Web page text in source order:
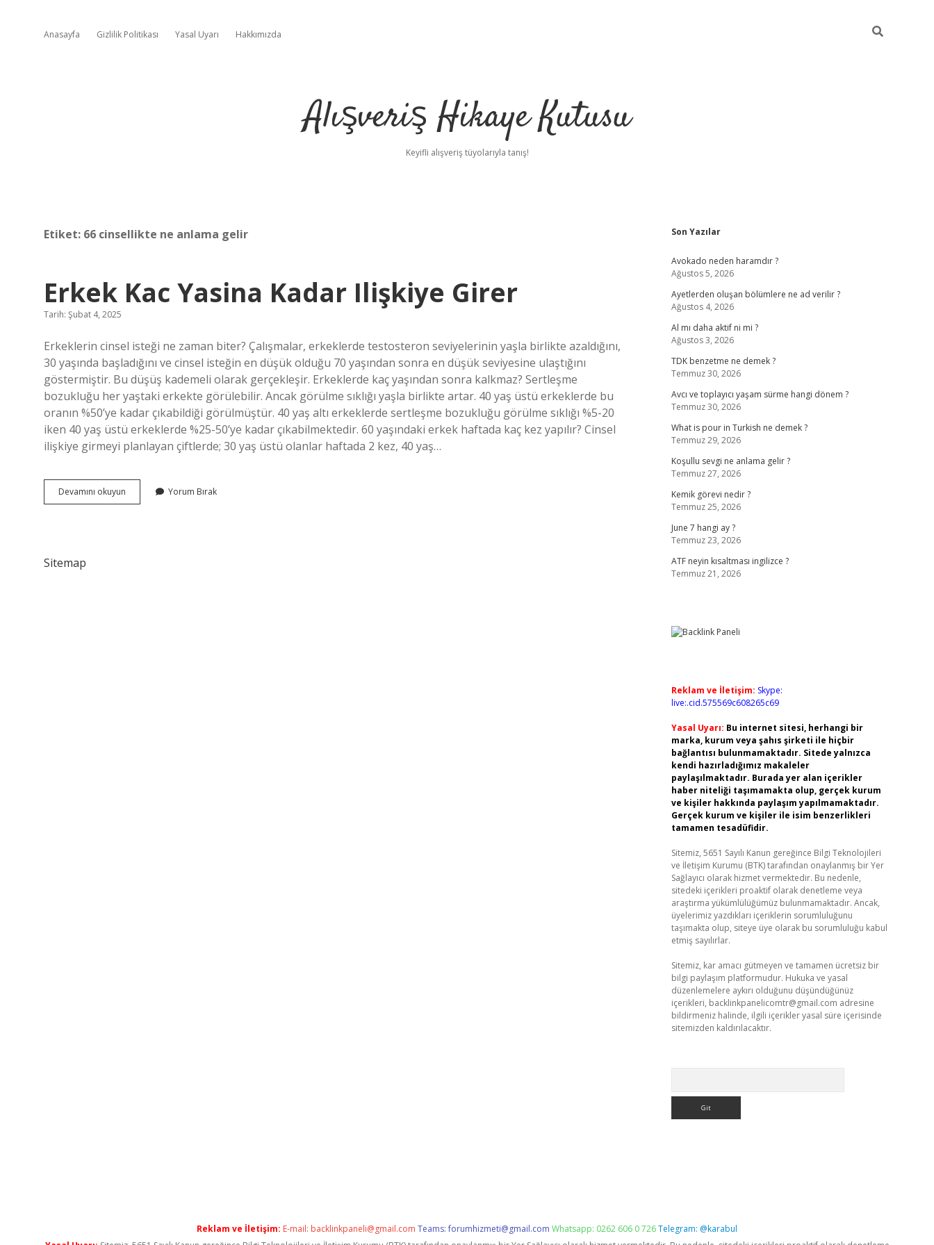
Anasayfa Gizlilik Politikası Yasal Uyarı Hakkımızda
Alışveriş Hikaye Kutusu
Keyifli alışveriş tüyolarıyla tanış!
Etiket: 66 cinsellikte ne anlama gelir
Erkek Kac Yasina Kadar Ilişkiye Girer
Tarih: Şubat 4, 2025
Erkeklerin cinsel isteği ne zaman biter? Çalışmalar, erkeklerde testosteron seviyelerinin yaşla birlikte azaldığını,
30 yaşında başladığını ve cinsel isteğin en düşük olduğu 70 yaşından sonra en düşük seviyesine ulaştığını
göstermiştir. Bu düşüş kademeli olarak gerçekleşir. Erkeklerde kaç yaşından sonra kalkmaz? Sertleşme
bozukluğu her yaştaki erkekte görülebilir. Ancak görülme sıklığı yaşla birlikte artar. 40 yaş üstü erkeklerde bu
oranın %50’ye kadar çıkabildiği görülmüştür. 40 yaş altı erkeklerde sertleşme bozukluğu görülme sıklığı %5-20
iken 40 yaş üstü erkeklerde %25-50’ye kadar çıkabilmektedir. 60 yaşındaki erkek haftada kaç kez yapılır? Cinsel
ilişkiye girmeyi planlayan çiftlerde; 30 yaş üstü olanlar haftada 2 kez, 40 yaş…
Devamını okuyun
Kac
Yorum Bırak
Sitemap
Sidebar
Son Yazılar
Avokado neden haramdır ?
Ağustos 5, 2026
Ayetlerden oluşan bölümlere ne ad verilir ?
Ağustos 4, 2026
Al mı daha aktif ni mi ?
Ağustos 3, 2026
TDK benzetme ne demek ?
Temmuz 30, 2026
Avcı ve toplayıcı yaşam sürme hangi dönem ?
Temmuz 30, 2026
What is pour in Turkish ne demek ?
Temmuz 29, 2026
Koşullu sevgi ne anlama gelir ?
Temmuz 27, 2026
Kemik görevi nedir ?
Temmuz 25, 2026
June 7 hangi ay ?
Temmuz 23, 2026
ATF neyin kısaltması ingilizce ?
Temmuz 21, 2026
Reklam ve İletişim: Skype:
live:.cid.575569c608265c69
Yasal Uyarı: Bu internet sitesi, herhangi bir
marka, kurum veya şahıs şirketi ile hiçbir
bağlantısı bulunmamaktadır. Sitede yalnızca
kendi hazırladığımız makaleler
paylaşılmaktadır. Burada yer alan içerikler
haber niteliği taşımamakta olup, gerçek kurum
ve kişiler hakkında paylaşım yapılmamaktadır.
Gerçek kurum ve kişiler ile isim benzerlikleri
tamamen tesadüfidir.
Sitemiz, 5651 Sayılı Kanun gereğince Bilgi Teknolojileri
ve İletişim Kurumu (BTK) tarafından onaylanmış bir Yer
Sağlayıcı olarak hizmet vermektedir. Bu nedenle,
sitedeki içerikleri proaktif olarak denetleme veya
araştırma yükümlülüğümüz bulunmamaktadır. Ancak,
üyelerimiz yazdıkları içeriklerin sorumluluğunu
taşımakta olup, siteye üye olarak bu sorumluluğu kabul
etmiş sayılırlar.
Sitemiz, kar amacı gütmeyen ve tamamen ücretsiz bir
bilgi paylaşım platformudur. Hukuka ve yasal
düzenlemelere aykırı olduğunu düşündüğünüz
içerikleri, backlinkpanelicomtr@gmail.com adresine
bildirmeniz halinde, ilgili içerikler yasal süre içerisinde
sitemizden kaldırılacaktır.
Reklam ve İletişim: E-mail: backlinkpaneli@gmail.com Teams:forumhizmeti@gmail.com Whatsapp: 0262 606 0 726Telegram: @karabul